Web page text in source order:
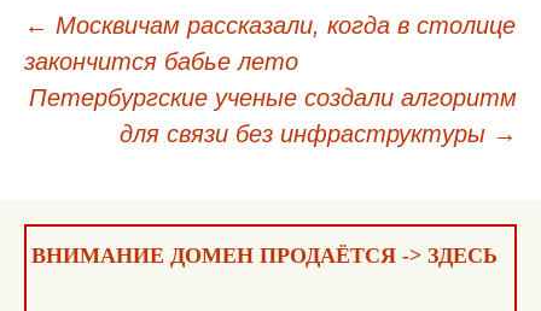
Навигация
по
записям
← Москвичам рассказали, когда в столице
закончится бабье лето
Петербургские ученые создали алгоритм
для связи без инфраструктуры →
ВНИМАНИЕ ДОМЕН ПРОДАЁТСЯ -> ЗДЕСЬ